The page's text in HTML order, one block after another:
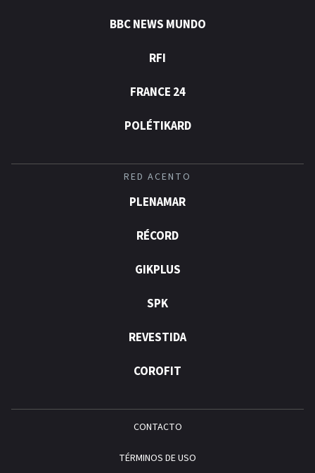
BBC NEWS MUNDO
RFI
FRANCE 24
POLÉTIKARD
RED ACENTO
PLENAMAR
RÉCORD
GIKPLUS
SPK
REVESTIDA
COROFIT
CONTACTO
TÉRMINOS DE USO